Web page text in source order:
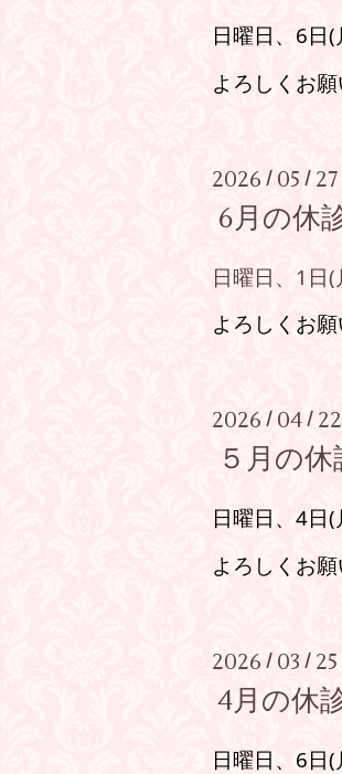
日曜日、6日
よろしくお願
2026 / 05 /
6月の休
日曜日、1日(
よろしくお願
2026 / 04 /
５月の
日曜日、4日(
よろしくお願
2026 / 03 /
4月の休
日曜日、6日